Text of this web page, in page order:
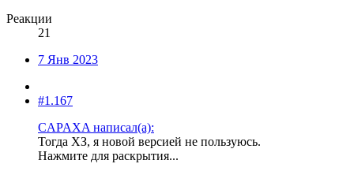
Реакции
21
7 Янв 2023
#1.167
CAPAXA написал(а):
Тогда ХЗ, я новой версией не пользуюсь.
Нажмите для раскрытия...